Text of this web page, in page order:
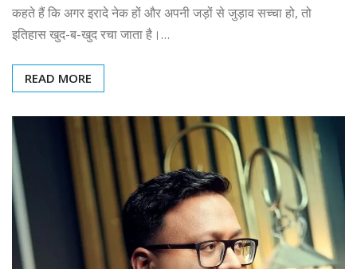
कहते हैं कि अगर इरादे नेक हों और अपनी जड़ों से जुड़ाव सच्चा हो, तो
इतिहास खुद-ब-खुद रचा जाता है।…
READ MORE